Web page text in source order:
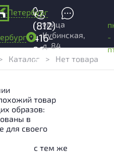
Петербург
+7
(812)
416-
96-
99
улица
Кубинская,
д. 84
-
Каталог > Нет товара
товар
образов:
в
для своего
с тем же